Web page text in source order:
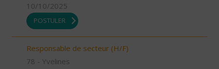
10/10/2025
POSTULER
Responsable de secteur (H/F)
78 - Yvelines